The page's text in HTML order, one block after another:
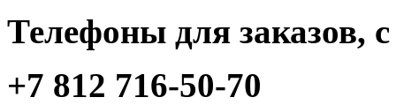
Телефоны для заказов,
+7 812 716-50-70